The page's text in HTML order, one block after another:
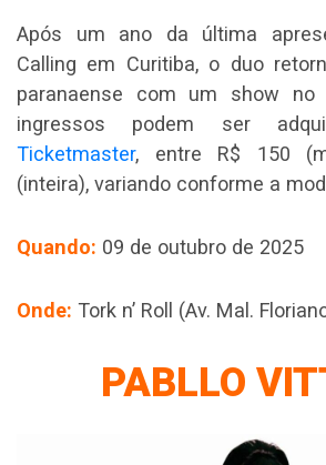
Após um ano da última
Calling em Curitiba, o duo
paranaense com um show no
ingressos podem ser
Ticketmaster, entre R$ 150
(inteira), variando conforme a
Quando: 09 de outubro de 2025
Onde: Tork n’ Roll (Av. Mal.
PABLLO